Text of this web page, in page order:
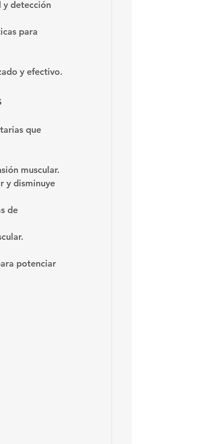
y detección
para
y efectivo.
que
muscular.
y disminuye
de
potenciar